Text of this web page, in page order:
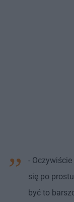
-
się po
być to